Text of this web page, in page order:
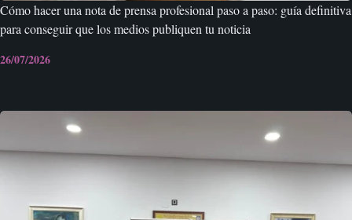
Cómo hacer una nota de prensa profesional paso a paso: guía definitiva
para conseguir que los medios publiquen tu noticia
26/07/2026